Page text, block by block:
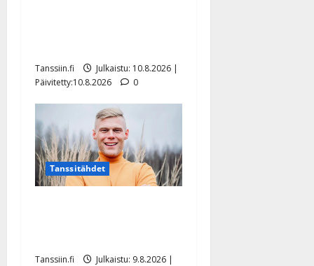
Tanssiin.fi
Julkaistu: 10.8.2026 |
Päivitetty:10.8.2026
0
Tanssitähdet
Tanssiin.fi
Julkaistu: 9.8.2026 |